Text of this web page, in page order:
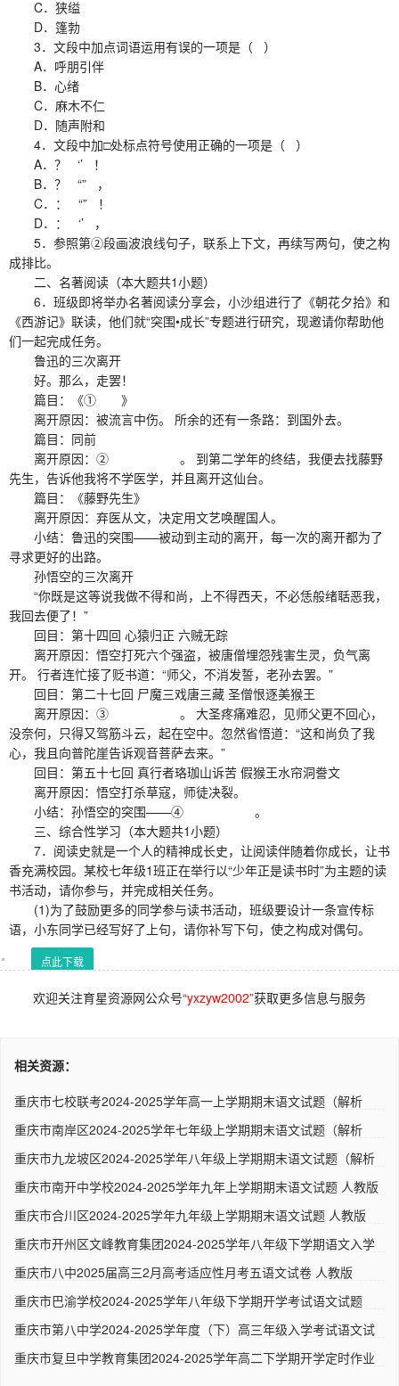
C．狭缢
D．篷勃
3．文段中加点词语运用有误的一项是（ ）
A．呼朋引伴
B．心绪
C．麻木不仁
D．随声附和
4．文段中加□处标点符号使用正确的一项是（ ）
A．？ ‘’ ！
B．？ “” ，
C．： “” ！
D．： ‘’ ，
5．参照第②段画波浪线句子，联系上下文，再续写两句，使之构
成排比。
二、名著阅读（本大题共1小题）
6．班级即将举办名著阅读分享会，小沙组进行了《朝花夕拾》和
《西游记》联读，他们就“突围•成长”专题进行研究，现邀请你帮助他
们一起完成任务。
鲁迅的三次离开
好。那么，走罢！
篇目：《① 》
离开原因：被流言中伤。 所余的还有一条路：到国外去。
篇目：同前
离开原因：② 。 到第二学年的终结，我便去找藤野
先生，告诉他我将不学医学，并且离开这仙台。
篇目：《藤野先生》
离开原因：弃医从文，决定用文艺唤醒国人。
小结：鲁迅的突围——被动到主动的离开，每一次的离开都为了
寻求更好的出路。
孙悟空的三次离开
“你既是这等说我做不得和尚，上不得西天，不必恁般绪聒恶我，
我回去便了！”
回目：第十四回 心猿归正 六贼无踪
离开原因：悟空打死六个强盗，被唐僧埋怨残害生灵，负气离
开。 行者连忙接了贬书道：“师父，不消发誓，老孙去罢。”
回目：第二十七回 尸魔三戏唐三藏 圣僧恨逐美猴王
离开原因：③ 。 大圣疼痛难忍，见师父更不回心，
没奈何，只得又驾筋斗云，起在空中。忽然省悟道：“这和尚负了我
心，我且向普陀崖告诉观音菩萨去来。”
回目：第五十七回 真行者珞珈山诉苦 假猴王水帘洞誊文
离开原因：悟空打杀草寇，师徒决裂。
小结：孙悟空的突围——④ 。
三、综合性学习（本大题共1小题）
7．阅读史就是一个人的精神成长史，让阅读伴随着你成长，让书
香充满校园。某校七年级1班正在举行以“少年正是读书时”为主题的读
书活动，请你参与，并完成相关任务。
(1)为了鼓励更多的同学参与读书活动，班级要设计一条宣传标
语，小东同学已经写好了上句，请你补写下句，使之构成对偶句。
点此下载
欢迎关注育星资源网公众号“yxzyw2002”获取更多信息与服务
相关资源：
重庆市七校联考2024-2025学年高一上学期期末语文试题（解析
重庆市南岸区2024-2025学年七年级上学期期末语文试题（解析
重庆市九龙坡区2024-2025学年八年级上学期期末语文试题（解析
重庆市南开中学校2024-2025学年九年上学期期末语文试题 人教版
重庆市合川区2024-2025学年九年级上学期期末语文试题 人教版
重庆市开州区文峰教育集团2024-2025学年八年级下学期语文入学
重庆市八中2025届高三2月高考适应性月考五语文试卷 人教版
重庆市巴渝学校2024-2025学年八年级下学期开学考试语文试题
重庆市第八中学2024-2025学年度（下）高三年级入学考试语文试
重庆市复旦中学教育集团2024-2025学年高二下学期开学定时作业